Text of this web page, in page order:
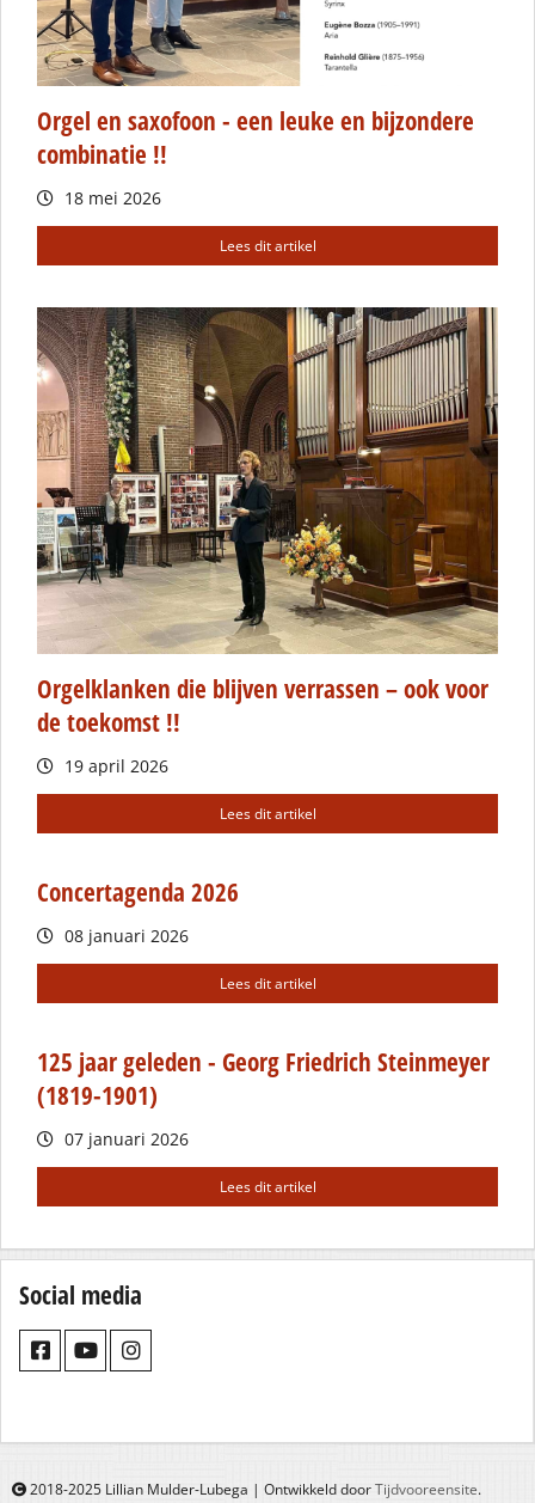
Orgel en saxofoon - een leuke en bijzondere
combinatie !!
18 mei 2026
Lees dit artikel
Orgelklanken die blijven verrassen – ook voor
de toekomst !!
19 april 2026
Lees dit artikel
Concertagenda 2026
08 januari 2026
Lees dit artikel
125 jaar geleden - Georg Friedrich Steinmeyer
(1819-1901)
07 januari 2026
Lees dit artikel
Social media
2018-2025 Lillian Mulder-Lubega | Ontwikkeld doorTijdvooreensite.